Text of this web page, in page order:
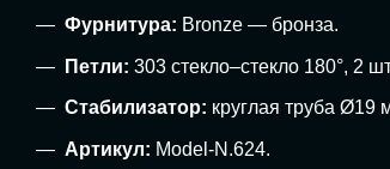
Фурнитура: Bronze — бронза.
Петли: 303 стекло–стекло 180°, 2
Стабилизатор: круглая труба Ø19
Артикул: Model-N.624.